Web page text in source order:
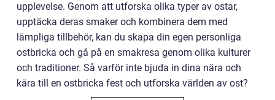
upplevelse. Genom att utforska olika typer av ostar,
upptäcka deras smaker och kombinera dem med
lämpliga tillbehör, kan du skapa din egen personliga
ostbricka och gå på en smakresa genom olika kulturer
och traditioner. Så varför inte bjuda in dina nära och
kära till en ostbricka fest och utforska världen av ost?